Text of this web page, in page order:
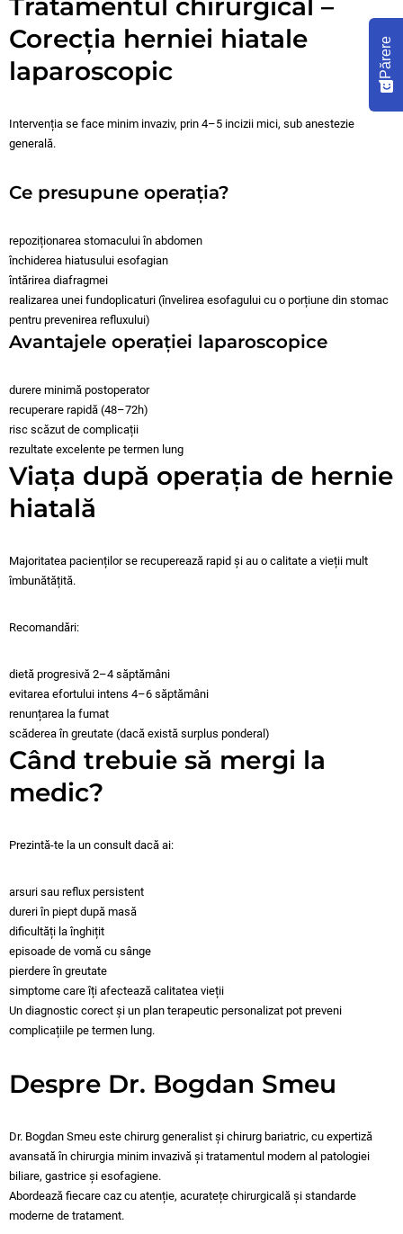
Corecția herniei hiatale
laparoscopic
Intervenția se face minim invaziv, prin 4–5 incizii mici, sub anestezie
generală.
Ce presupune operația?
repoziționarea stomacului în abdomen
închiderea hiatusului esofagian
întărirea diafragmei
realizarea unei fundoplicaturi (învelirea esofagului cu o porțiune din stomac
pentru prevenirea refluxului)
Avantajele operației laparoscopice
durere minimă postoperator
recuperare rapidă (48–72h)
risc scăzut de complicații
rezultate excelente pe termen lung
Viața după operația de hernie
hiatală
Majoritatea pacienților se recuperează rapid și au o calitate a vieții mult
îmbunătățită.
Recomandări:
dietă progresivă 2–4 săptămâni
evitarea efortului intens 4–6 săptămâni
renunțarea la fumat
scăderea în greutate (dacă există surplus ponderal)
Când trebuie să mergi la
medic?
Prezintă-te la un consult dacă ai:
arsuri sau reflux persistent
dureri în piept după masă
dificultăți la înghițit
episoade de vomă cu sânge
pierdere în greutate
simptome care îți afectează calitatea vieții
Un diagnostic corect și un plan terapeutic personalizat pot preveni
complicațiile pe termen lung.
Despre Dr. Bogdan Smeu
Dr. Bogdan Smeu este chirurg generalist și chirurg bariatric, cu expertiză
avansată în chirurgia minim invazivă și tratamentul modern al patologiei
biliare, gastrice și esofagiene.
Abordează fiecare caz cu atenție, acuratețe chirurgicală și standarde
moderne de tratament.
Părere